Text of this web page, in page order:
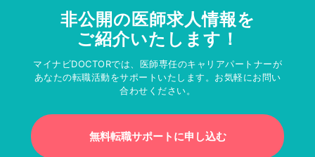
非公開の医師求人情報を
ご紹介いたします！
マイナビDOCTORでは、医師専任のキャリアパートナーが
あなたの転職活動をサポートいたします。お気軽にお問い
合わせください。
無料転職サポートに申し込む